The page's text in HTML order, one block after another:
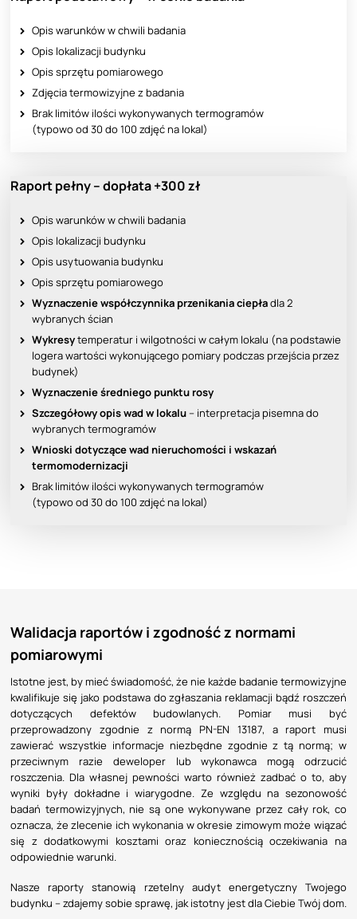
Opis warunków w chwili badania
Opis lokalizacji budynku
Opis sprzętu pomiarowego
Zdjęcia termowizyjne z badania
Brak limitów ilości wykonywanych termogramów
(typowo od 30 do 100 zdjęć na lokal)
Raport pełny – dopłata +300 zł
Opis warunków w chwili badania
Opis lokalizacji budynku
Opis usytuowania budynku
Opis sprzętu pomiarowego
Wyznaczenie współczynnika przenikania ciepładla 2
wybranych ścian
Wykresytemperatur i wilgotności w całym lokalu (na podstawie
logera wartości wykonującego pomiary podczas przejścia przez
budynek)
Wyznaczenie średniego punktu rosy
Szczegółowy opis wad w lokalu– interpretacja pisemna do
wybranych termogramów
Wnioski dotyczące wad nieruchomości i wskazań
termomodernizacji
Brak limitów ilości wykonywanych termogramów
(typowo od 30 do 100 zdjęć na lokal)
Walidacja raportów i zgodność z normami
pomiarowymi
Istotne jest, by mieć świadomość, że nie każde badanie termowizyjne
kwalifikuje się jako podstawa do zgłaszania reklamacji bądź roszczeń
dotyczących defektów budowlanych. Pomiar musi być
przeprowadzony zgodnie z normą PN-EN 13187, a raport musi
zawierać wszystkie informacje niezbędne zgodnie z tą normą; w
przeciwnym razie deweloper lub wykonawca mogą odrzucić
roszczenia. Dla własnej pewności warto również zadbać o to, aby
wyniki były dokładne i wiarygodne. Ze względu na sezonowość
badań termowizyjnych, nie są one wykonywane przez cały rok, co
oznacza, że zlecenie ich wykonania w okresie zimowym może wiązać
się z dodatkowymi kosztami oraz koniecznością oczekiwania na
odpowiednie warunki.
Nasze raporty stanowią rzetelny audyt energetyczny Twojego
budynku – zdajemy sobie sprawę, jak istotny jest dla Ciebie Twój dom.